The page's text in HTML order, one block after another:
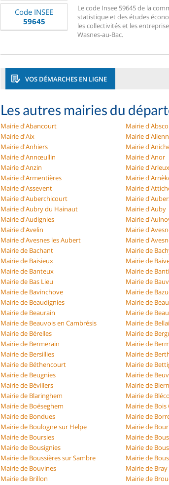
Code INSEE
59645
Le code Insee 59645 de la
statistique et des études
les collectivités et les
Wasnes-au-Bac.
VOS DÉMARCHES EN LIGNE
Les autres mairies du
Mairie d'Abancourt Mairie
Mairie d'Aix
Mairie
Mairie d'Anhiers
Mairie
Mairie d'Annœullin
Mairie d'Anor
Mairie d'Anzin
Mairie d'Arleux
Mairie d'Armentières
Mairie
Mairie d'Assevent
Mairie
Mairie d'Auberchicourt
Mairie
Mairie d'Aubry du Hainaut
Mairie d'Auby
Mairie d'Audignies
Mairie
Mairie d'Avelin
Mairie
Mairie d'Avesnes les Aubert
Mairie
Mairie de Bachant
Mairie de
Mairie de Baisieux
Mairie de
Mairie de Banteux
Mairie de
Mairie de Bas Lieu
Mairie de
Mairie de Bavinchove
Mairie de
Mairie de Beaudignies
Mairie de
Mairie de Beaurain
Mairie de
Mairie de Beauvois en Cambrésis
Mairie de
Mairie de Bérelles
Mairie de
Mairie de Bermerain
Mairie de
Mairie de Bersillies
Mairie de
Mairie de Béthencourt
Mairie de
Mairie de Beugnies
Mairie de
Mairie de Bévillers
Mairie de
Mairie de Blaringhem
Mairie de
Mairie de Boëseghem
Mairie de Bois
Mairie de Bondues
Mairie de
Mairie de Boulogne sur Helpe
Mairie de
Mairie de Boursies
Mairie de
Mairie de Bousignies
Mairie de
Mairie de Boussières sur Sambre
Mairie de
Mairie de Bouvines
Mairie de
Mairie de Brillon
Mairie de